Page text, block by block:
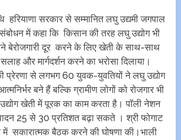
सरकार से सम्मानित लघु उद्यमी जगपाल
में कहा कि किसान की तरह लघु उद्योग भी
बेरोजगारी दूर करने के लिए खेती के साथ-साथ
और मार्गदर्शन करने का भरोसा दिलाया।
प्रेरणा से लगभग 60 युवक-युवतियों ने लघु उद्योग
बने हैं बल्कि ग्रामीण लोगों को रोजगार भी
खेती में पूरक का काम करता है। पॉली नेशन
25 से 30 प्रतिशत बढ़ा सकते । श्री फोगाट
सकारात्मक बैठक करने की घोषणा की।भाली